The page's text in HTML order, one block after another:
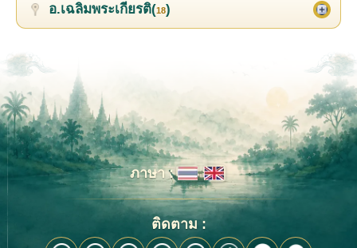
อ.เฉลิมพระเกียรติ(18)
ภาษา :
ติดตาม :